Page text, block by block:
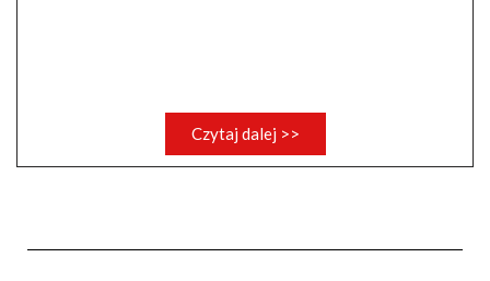
Czytaj dalej >>